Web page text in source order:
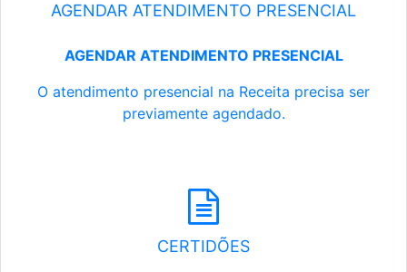
AGENDAR ATENDIMENTO PRESENCIAL
AGENDAR ATENDIMENTO PRESENCIAL
O atendimento presencial na Receita precisa ser
previamente agendado.
CERTIDÕES